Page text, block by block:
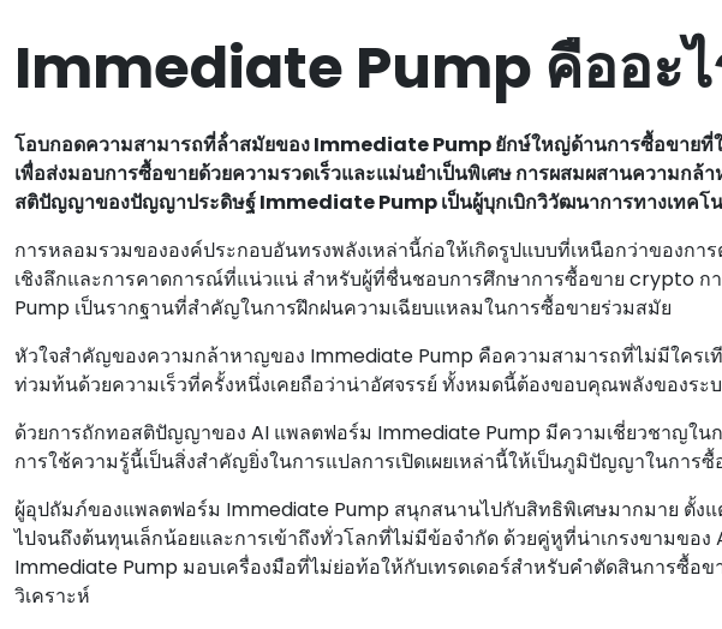
Immediate Pump คืออะไ
โอบกอดความสามารถที่ล้ําสมัยของ Immediate Pump ยักษ์ใหญ่ด้านการซื้อขายที่
เพื่อส่งมอบการซื้อขายด้วยความรวดเร็วและแม่นยําเป็นพิเศษ การผสมผสานความกล้
สติปัญญาของปัญญาประดิษฐ์ Immediate Pump เป็นผู้บุกเบิกวิวัฒนาการทางเทคโน
การหลอมรวมขององค์ประกอบอันทรงพลังเหล่านี้ก่อให้เกิดรูปแบบที่เหนือกว่าของกา
เชิงลึกและการคาดการณ์ที่แน่วแน่ สําหรับผู้ที่ชื่นชอบการศึกษาการซื้อขาย crypto ก
Pump เป็นรากฐานที่สําคัญในการฝึกฝนความเฉียบแหลมในการซื้อขายร่วมสมัย
หัวใจสําคัญของความกล้าหาญของ Immediate Pump คือความสามารถที่ไม่มีใครเ
ท่วมท้นด้วยความเร็วที่ครั้งหนึ่งเคยถือว่าน่าอัศจรรย์ ทั้งหมดนี้ต้องขอบคุณพลังของร
ด้วยการถักทอสติปัญญาของ AI แพลตฟอร์ม Immediate Pump มีความเชี่ยวชาญใน
การใช้ความรู้นี้เป็นสิ่งสําคัญยิ่งในการแปลการเปิดเผยเหล่านี้ให้เป็นภูมิปัญญาในการซื้
ผู้อุปถัมภ์ของแพลตฟอร์ม Immediate Pump สนุกสนานไปกับสิทธิพิเศษมากมาย ตั้ง
ไปจนถึงต้นทุนเล็กน้อยและการเข้าถึงทั่วโลกที่ไม่มีข้อจํากัด ด้วยคู่หูที่น่าเกรงขามของ
Immediate Pump มอบเครื่องมือที่ไม่ย่อท้อให้กับเทรดเดอร์สําหรับคําตัดสินการซื้อข
วิเคราะห์